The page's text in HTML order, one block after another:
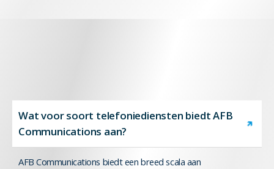
Wat voor soort telefoniediensten biedt AFB
Communications aan?
AFB Communications biedt een breed scala aan